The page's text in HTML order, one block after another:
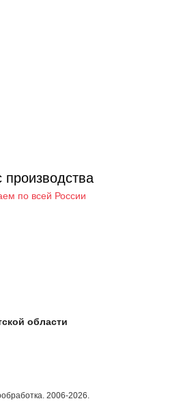
производства
по всей России
области
2006-2026.